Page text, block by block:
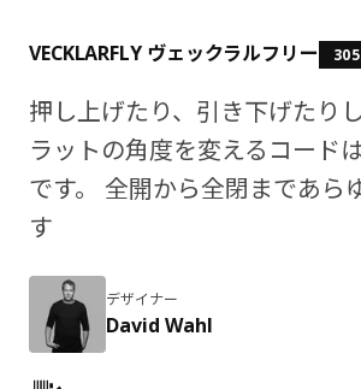
VECKLARFLY ヴェックラルフリー
押し上げたり、引き下げたり
ラットの角度を変えるコード
です。 全開から全閉まであら
す
デザイナー
David Wahl